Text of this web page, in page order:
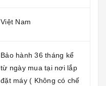
Việt Nam
Bảo hành 36 tháng kể
từ ngày mua tại nơi lắp
đặt máy ( Không có chế